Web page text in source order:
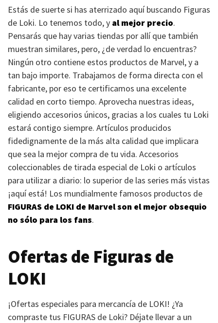
Estás de suerte si has aterrizado aquí buscando Figuras
de Loki. Lo tenemos todo, y al mejor precio.
Pensarás que hay varias tiendas por allí que también
muestran similares, pero, ¿de verdad lo encuentras?
Ningún otro contiene estos productos de Marvel, y a
tan bajo importe. Trabajamos de forma directa con el
fabricante, por eso te certificamos una excelente
calidad en corto tiempo. Aprovecha nuestras ideas,
eligiendo accesorios únicos, gracias a los cuales tu Loki
estará contigo siempre. Artículos producidos
fidedignamente de la más alta calidad que implicara
que sea la mejor compra de tu vida. Accesorios
coleccionables de tirada especial de Loki o artículos
para utilizar a diario: lo superior de las series más vistas
¡aquí está! Los mundialmente famosos productos de
FIGURAS de LOKI de Marvel son el mejor obsequio
no sólo para los fans.
Ofertas de Figuras de
LOKI
¡Ofertas especiales para mercancía de LOKI! ¿Ya
compraste tus FIGURAS de Loki? Déjate llevar a un